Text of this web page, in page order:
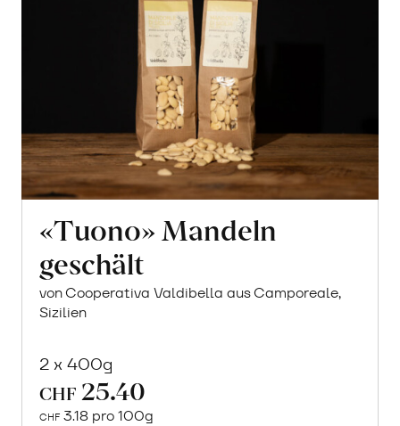
«Tuono» Mandeln
geschält
von Cooperativa Valdibella aus Camporeale,
Sizilien
2 x 400g
CHF 25.40
CHF 3.18 pro 100g